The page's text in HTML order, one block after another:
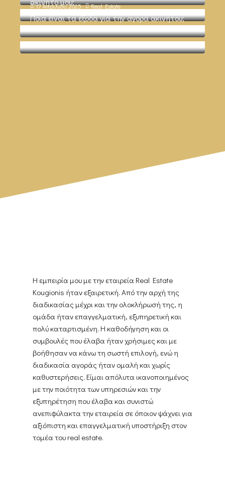
17 Απριλίου, 2025 Real Estate
Ποια είναι τα έξοδα για την αγορά ακινήτου;
Η εμπειρία μου με την εταιρεία Real Estate
Kougionis ήταν εξαιρετική. Από την αρχή της
διαδικασίας μέχρι και την ολοκλήρωσή της, η
ομάδα ήταν επαγγελματική, εξυπηρετική και
πολύ καταρτισμένη. Η καθοδήγηση και οι
συμβουλές που έλαβα ήταν χρήσιμες και με
βοήθησαν να κάνω τη σωστή επιλογή, ενώ η
διαδικασία αγοράς ήταν ομαλή και χωρίς
καθυστερήσεις. Είμαι απόλυτα ικανοποιημένος
με την ποιότητα των υπηρεσιών και την
εξυπηρέτηση που έλαβα και συνιστώ
ανεπιφύλακτα την εταιρεία σε όποιον ψάχνει για
αξιόπιστη και επαγγελματική υποστήριξη στον
τομέα του real estate.